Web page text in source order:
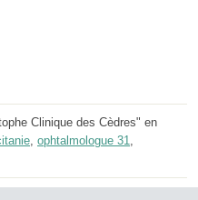
Clinique des Cèdres" en
ophtalmologue 31